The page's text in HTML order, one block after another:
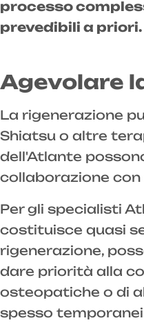
processo
prevedibili a priori.
Agevolare
La rigenerazione
Shiatsu o altre
dell'Atlante
collaborazione
Per gli specialisti
costituisce quasi
rigenerazione,
dare priorità alla
osteopatiche o di
spesso